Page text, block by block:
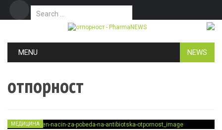
Search for:
MENU NEWS
отпорност
МЕДИЦИНА